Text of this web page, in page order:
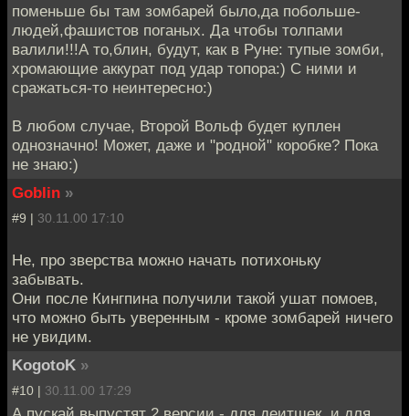
поменьше бы там зомбарей было,да побольше-
людей,фашистов поганых. Да чтобы толпами
валили!!!А то,блин, будут, как в Руне: тупые зомби,
хромающие аккурат под удар топора:) С ними и
сражаться-то неинтересно:)
В любом случае, Второй Вольф будет куплен
однозначно! Может, даже и "родной" коробке? Пока
не знаю:)
Goblin »
#9 | 30.11.00 17:10
Не, про зверства можно начать потихоньку
забывать.
Они после Кингпина получили такой ушат помоев,
что можно быть уверенным - кроме зомбарей ничего
не увидим.
KogotoK »
#10 | 30.11.00 17:29